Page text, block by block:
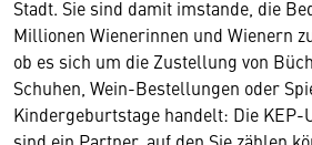
Stadt. Sie sind damit imstande, die
Millionen Wienerinnen und Wienern
ob es sich um die Zustellung von
Schuhen, Wein-Bestellungen oder
Kindergeburtstage handelt: Die